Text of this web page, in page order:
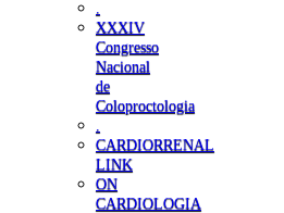
XXXIV
Congresso
Nacional
de
Coloproctologia
CARDIORRENAL
LINK
ON
CARDIOLOGIA